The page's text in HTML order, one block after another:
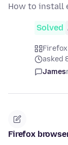
How to install
Solved
Firefox
asked
James
Firefox